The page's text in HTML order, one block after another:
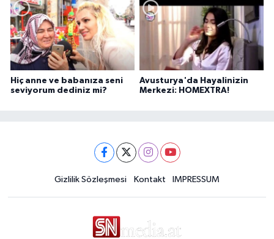
Hiç anne ve babanıza seni
seviyorum dediniz mi?
Avusturya'da Hayalinizin
Merkezi: HOMEXTRA!
Gizlilik Sözleşmesi Kontakt IMPRESSUM